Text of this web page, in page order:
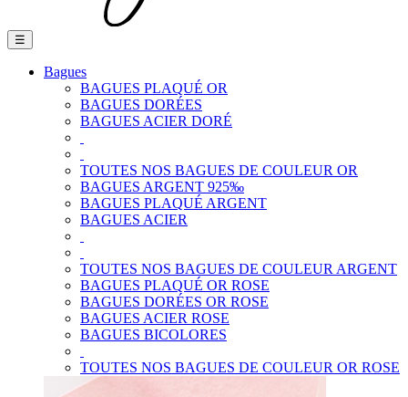
Basculer
la
navigation
☰
Bagues
BAGUES PLAQUÉ OR
BAGUES DORÉES
BAGUES ACIER DORÉ
TOUTES NOS BAGUES DE COULEUR OR
BAGUES ARGENT 925‰
BAGUES PLAQUÉ ARGENT
BAGUES ACIER
TOUTES NOS BAGUES DE COULEUR ARGENT
BAGUES PLAQUÉ OR ROSE
BAGUES DORÉES OR ROSE
BAGUES ACIER ROSE
BAGUES BICOLORES
TOUTES NOS BAGUES DE COULEUR OR ROSE